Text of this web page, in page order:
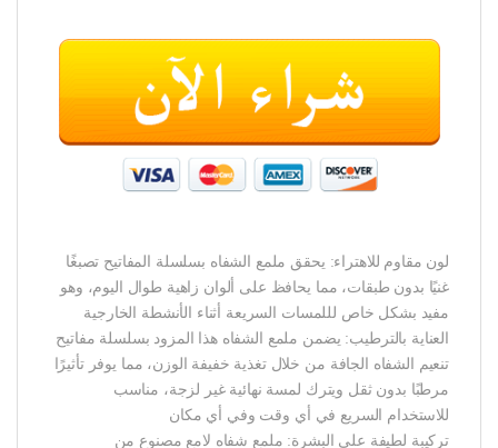
لون مقاوم للاهتراء: يحقق ملمع الشفاه بسلسلة المفاتيح تصبغًا
غنيًا بدون طبقات، مما يحافظ على ألوان زاهية طوال اليوم، وهو
مفيد بشكل خاص لللمسات السريعة أثناء الأنشطة الخارجية
العناية بالترطيب: يضمن ملمع الشفاه هذا المزود بسلسلة مفاتيح
تنعيم الشفاه الجافة من خلال تغذية خفيفة الوزن، مما يوفر تأثيرًا
مرطبًا بدون ثقل ويترك لمسة نهائية غير لزجة، مناسب
للاستخدام السريع في أي وقت وفي أي مكان
تركيبة لطيفة على البشرة: ملمع شفاه لامع مصنوع من